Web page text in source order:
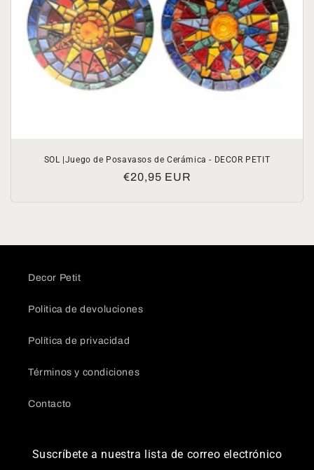
SOL |Juego de Posavasos de Cerámica - DECOR PETIT
Precio
€20,95 EUR
Decor Petit
Politica de devoluciones
Política de privacidad
Términos y condiciones
Contacto
Suscríbete a nuestra lista de correo electrónico